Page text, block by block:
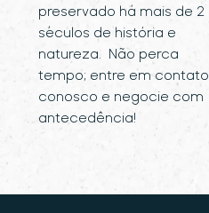
preservado há mais de 2
séculos de história e
natureza. Não perca
tempo; entre em contato
conosco e negocie com
antecedência!